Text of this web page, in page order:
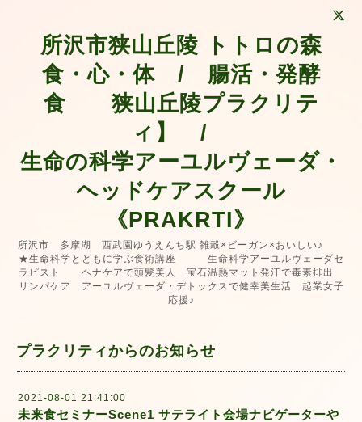
所沢市狭山丘陵 トトロの森
食・心・体 / 腸活・発酵
食 狭山丘陵プラクリテ
ィ】 /
生命の科学アーユルヴェーダ・
ヘッドケアスクール
《PRAKRTI》
所沢市 多摩湖 西武園ゆうえんち駅 雑穀×ビーガン×おいしい♪
★生命科学とともに学ぶ食術講座 生命科学アーユルヴェーダセ
ラピスト ヘナケアで頭髪美人 宝石温熱マット発汗で毒素排出
リンパケア アーユルヴェーダ・デトックスで健幸美生活 起業女子
応援♪
プラクリティからのお知らせ
2021-08-01 21:41:00
未来食セミナーScene1 サテライト会場ナビゲーターや